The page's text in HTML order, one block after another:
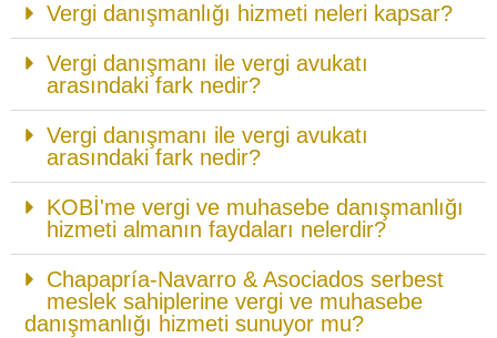
Vergi danışmanlığı hizmeti neleri kapsar?
Vergi danışmanı ile vergi avukatı
arasındaki fark nedir?
Vergi danışmanı ile vergi avukatı
arasındaki fark nedir?
KOBİ'me vergi ve muhasebe danışmanlığı
hizmeti almanın faydaları nelerdir?
Chapapría-Navarro & Asociados serbest
meslek sahiplerine vergi ve muhasebe
danışmanlığı hizmeti sunuyor mu?